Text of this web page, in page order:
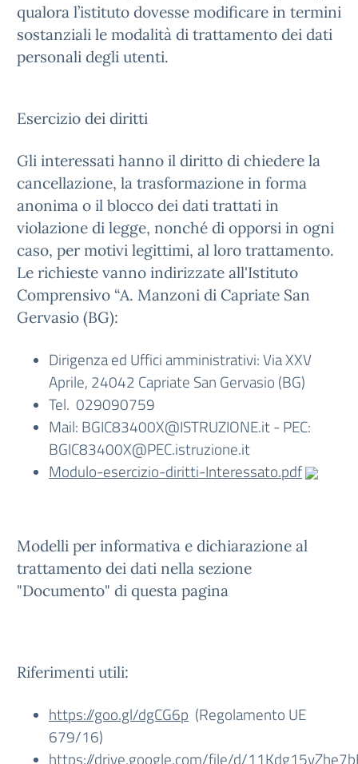
qualora l’istituto dovesse modificare in termini
sostanziali le modalità di trattamento dei dati
personali degli utenti.
Esercizio dei diritti
Gli interessati hanno il diritto di chiedere la
cancellazione, la trasformazione in forma
anonima o il blocco dei dati trattati in
violazione di legge, nonché di opporsi in ogni
caso, per motivi legittimi, al loro trattamento.
Le richieste vanno indirizzate all'Istituto
Comprensivo “A. Manzoni di Capriate San
Gervasio (BG):
Dirigenza ed Uffici amministrativi: Via XXV
Aprile, 24042 Capriate San Gervasio (BG)
Tel. 029090759
Mail: BGIC83400X@ISTRUZIONE.it - PEC:
BGIC83400X@PEC.istruzione.it
Modulo-esercizio-diritti-Interessato.pdf
Modelli per informativa e dichiarazione al
trattamento dei dati nella sezione
"Documento" di questa pagina
Riferimenti utili:
https://goo.gl/dgCG6p (Regolamento UE
679/16)
https://drive.google.com/file/d/